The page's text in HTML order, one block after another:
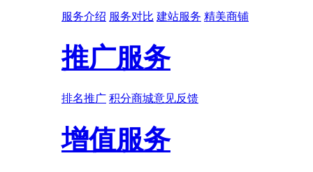
服务介绍 服务对比 建站服务 精美商铺
推广服务
排名推广 积分商城意见反馈
增值服务